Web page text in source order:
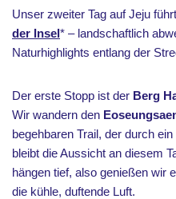
Unser zweiter Tag auf Jeju
der Insel* – landschaftlich
Naturhighlights entlang der
Der erste Stopp ist der Berg
Wir wandern den
begehbaren Trail, der durch
bleibt die Aussicht an diesem
hängen tief, also genießen wir
die kühle, duftende Luft.